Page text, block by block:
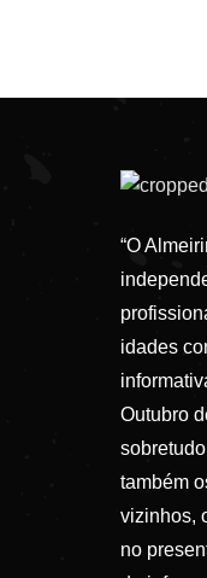
“O
idades
Outubro
também
vizinhos,
no